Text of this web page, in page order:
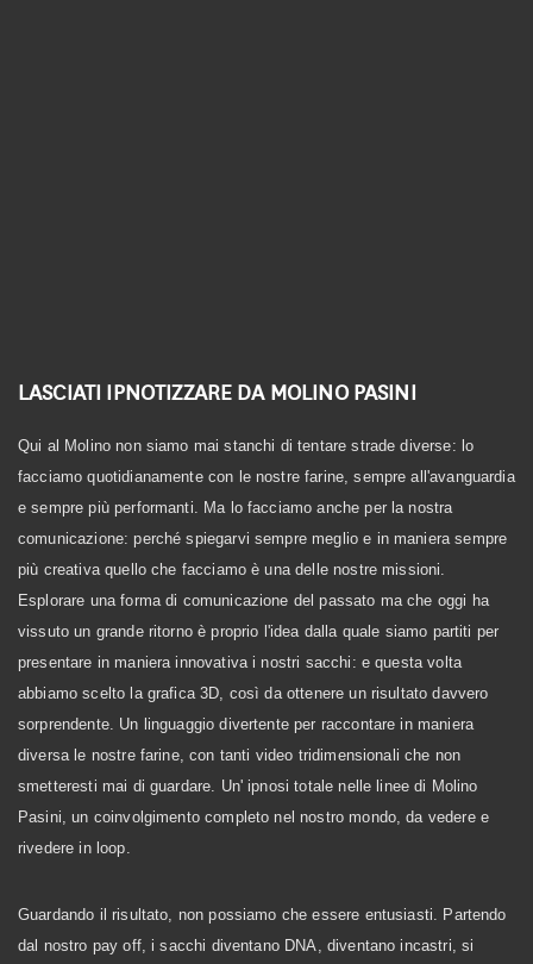
LASCIATI IPNOTIZZARE DA MOLINO PASINI
Qui al Molino non siamo mai stanchi di tentare strade diverse: lo
facciamo quotidianamente con le nostre farine, sempre all'avanguardia
e sempre più performanti. Ma lo facciamo anche per la nostra
comunicazione: perché spiegarvi sempre meglio e in maniera sempre
più creativa quello che facciamo è una delle nostre missioni.
Esplorare una forma di comunicazione del passato ma che oggi ha
vissuto un grande ritorno è proprio l'idea dalla quale siamo partiti per
presentare in maniera innovativa i nostri sacchi: e questa volta
abbiamo scelto la grafica 3D, così da ottenere un risultato davvero
sorprendente. Un linguaggio divertente per raccontare in maniera
diversa le nostre farine, con tanti video tridimensionali che non
smetteresti mai di guardare. Un' ipnosi totale nelle linee di Molino
Pasini, un coinvolgimento completo nel nostro mondo, da vedere e
rivedere in loop.
Guardando il risultato, non possiamo che essere entusiasti. Partendo
dal nostro pay off, i sacchi diventano DNA, diventano incastri, si